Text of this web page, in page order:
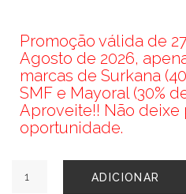
Promoção válida de
Agosto de 2026,
marcas de Surkana
SMF e Mayoral (30%
Aproveite!! Não deixe
oportunidade.
de
ADICIONAR